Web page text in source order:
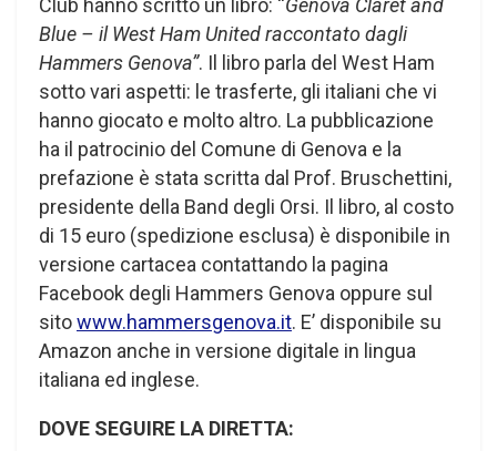
Club hanno scritto un libro: “Genova Claret and
Blue – il West Ham United raccontato dagli
Hammers Genova”. Il libro parla del West Ham
sotto vari aspetti: le trasferte, gli italiani che vi
hanno giocato e molto altro. La pubblicazione
ha il patrocinio del Comune di Genova e la
prefazione è stata scritta dal Prof. Bruschettini,
presidente della Band degli Orsi. Il libro, al costo
di 15 euro (spedizione esclusa) è disponibile in
versione cartacea contattando la pagina
Facebook degli Hammers Genova oppure sul
sitowww.hammersgenova.it. E’ disponibile su
Amazon anche in versione digitale in lingua
italiana ed inglese.
DOVE SEGUIRE LA DIRETTA: